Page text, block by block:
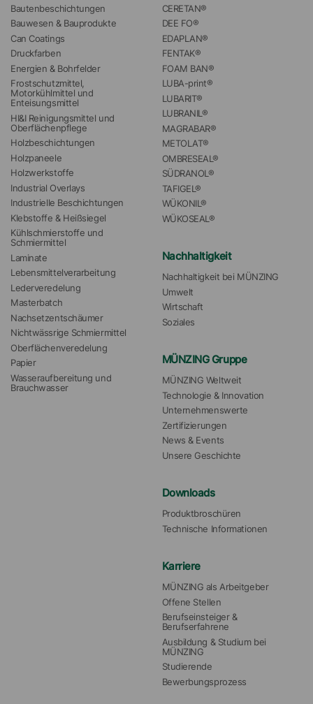
Bautenbeschichtungen
Bauwesen & Bauprodukte
Can Coatings
Druckfarben
Energien & Bohrfelder
Frostschutzmittel,
Motorkühlmittel und
Enteisungsmittel
HI&I Reinigungsmittel und
Oberflächenpflege
Holzbeschichtungen
Holzpaneele
Holzwerkstoffe
Industrial Overlays
Industrielle Beschichtungen
Klebstoffe & Heißsiegel
Kühlschmierstoffe und
Schmiermittel
Laminate
Lebensmittelverarbeitung
Lederveredelung
Masterbatch
Nachsetzentschäumer
Nichtwässrige Schmiermittel
Oberflächenveredelung
Papier
Wasseraufbereitung und
Brauchwasser
CERETAN®
DEE FO®
EDAPLAN®
FENTAK®
FOAM BAN®
LUBA-print®
LUBARIT®
LUBRANIL®
MAGRABAR®
METOLAT®
OMBRESEAL®
SÜDRANOL®
TAFIGEL®
WÜKONIL®
WÜKOSEAL®
Nachhaltigkeit
Nachhaltigkeit bei MÜNZING
Umwelt
Wirtschaft
Soziales
MÜNZING Gruppe
MÜNZING Weltweit
Technologie & Innovation
Unternehmenswerte
Zertifizierungen
News & Events
Unsere Geschichte
Downloads
Produktbroschüren
Technische Informationen
Karriere
MÜNZING als Arbeitgeber
Offene Stellen
Berufseinsteiger &
Berufserfahrene
Ausbildung & Studium bei
MÜNZING
Studierende
Bewerbungsprozess